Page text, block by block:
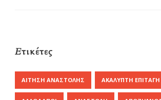
Ετικέτες
ΑΊΤΗΣΗ ΑΝΑΣΤΟΛΉΣ ΑΚΆΛΥΠΤΗ ΕΠΙΤΑΓΉ